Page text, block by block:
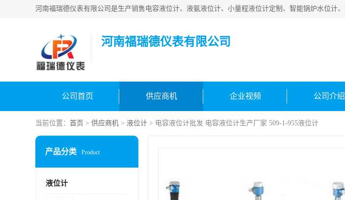
河南福瑞德仪表有限公司
公司首页 供应商机 企业视频 公司介绍
当前位置： 首页 > 供应商机 > 液位计 > 电容液位计批发 电容液位计生产厂家 509-1-955液位计
产品分类 Product
液位计